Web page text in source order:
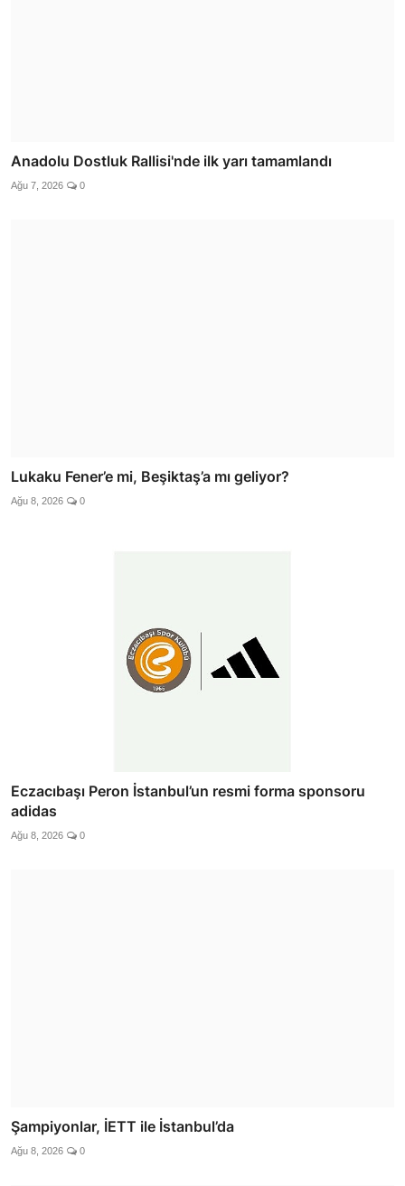
Anadolu Dostluk Rallisi'nde ilk yarı tamamlandı
Ağu 7, 2026 0
Lukaku Fener’e mi, Beşiktaş’a mı geliyor?
Ağu 8, 2026 0
Eczacıbaşı Peron İstanbul’un resmi forma sponsoru
adidas
Ağu 8, 2026 0
Şampiyonlar, İETT ile İstanbul’da
Ağu 8, 2026 0